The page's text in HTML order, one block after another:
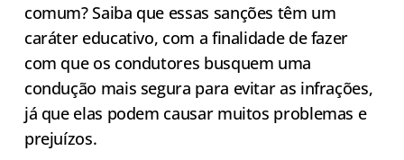
comum? Saiba que essas sanções têm um
caráter educativo, com a finalidade de fazer
com que os condutores busquem uma
condução mais segura para evitar as infrações,
já que elas podem causar muitos problemas e
prejuízos.